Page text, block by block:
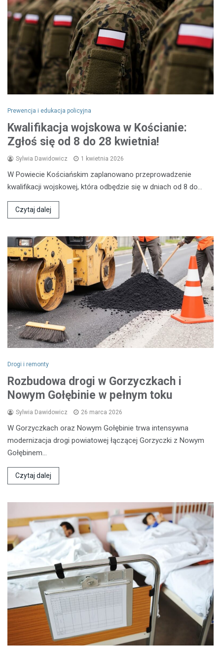
Prewencja i edukacja policyjna
Kwalifikacja wojskowa w Kościanie:
Zgłoś się od 8 do 28 kwietnia!
Sylwia Dawidowicz 1 kwietnia 2026
W Powiecie Kościańskim zaplanowano przeprowadzenie
kwalifikacji wojskowej, która odbędzie się w dniach od 8 do…
Czytaj dalej
Drogi i remonty
Rozbudowa drogi w Gorzyczkach i
Nowym Gołębinie w pełnym toku
Sylwia Dawidowicz 26 marca 2026
W Gorzyczkach oraz Nowym Gołębinie trwa intensywna
modernizacja drogi powiatowej łączącej Gorzyczki z Nowym
Gołębinem…
Czytaj dalej